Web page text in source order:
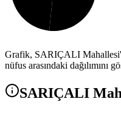
Grafik, SARIÇALI
nüfus arasındaki dağılımını
SARIÇALI